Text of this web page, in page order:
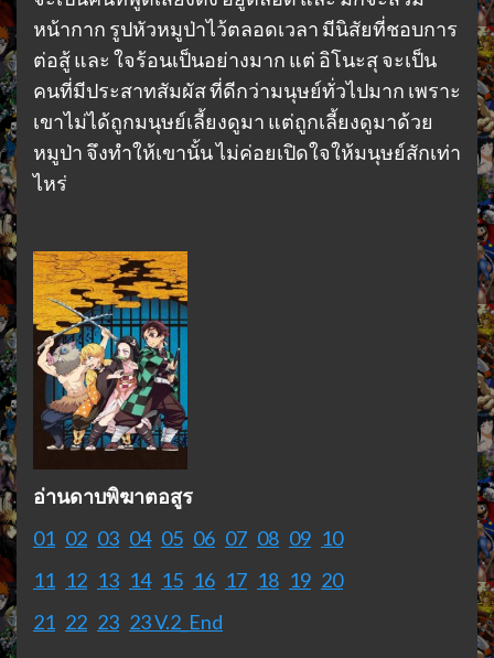
หน้ากาก รูปหัวหมูป่าไว้ตลอดเวลา มีนิสัยที่ชอบการ
ต่อสู้ และ ใจร้อนเป็นอย่างมาก แต่ อิโนะสุ จะเป็น
คนที่มีประสาทสัมผัส ที่ดีกว่ามนุษย์ทั่วไปมาก เพราะ
เขาไม่ได้ถูกมนุษย์เลี้ยงดูมา แต่ถูกเลี้ยงดูมาด้วย
หมูป่า จึงทำให้เขานั้น ไม่ค่อยเปิดใจให้มนุษย์สักเท่า
ไหร่
อ่านดาบพิฆาตอสูร
01 02 03 04 05 06 07 08 09 10
11 12 13 14 15 16 17 18 19 20
21 22 23 23 V.2_End